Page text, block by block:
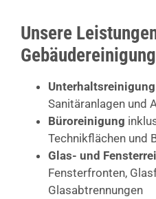
Unsere
Gebäudereinigung
Unterhaltsreinigung
Sanitäranlagen und
Büroreinigung
Technikflächen und
Glas- und
Fensterfronten,
Glasabtrennungen